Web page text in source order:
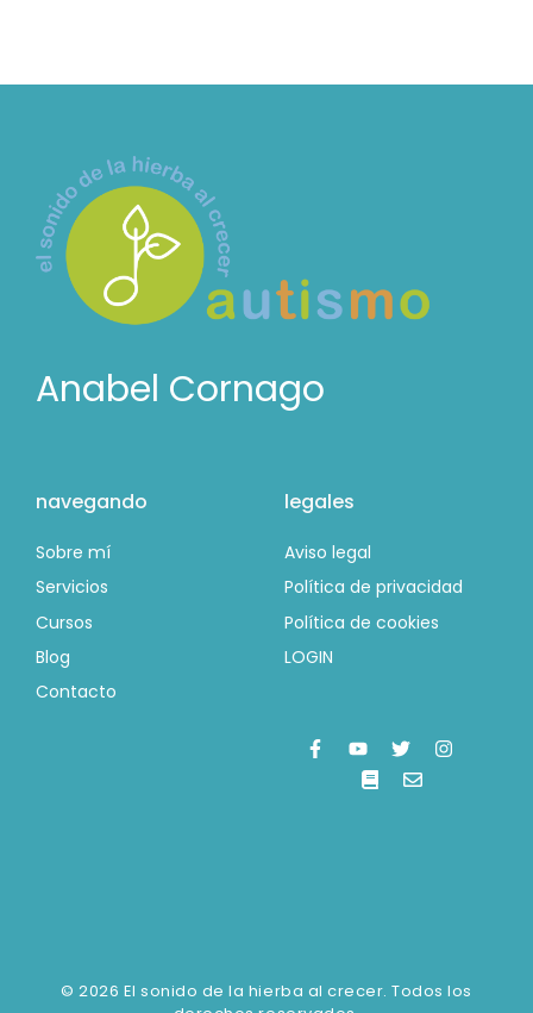
Anabel Cornago
navegando
Sobre mí
Servicios
Cursos
Blog
Contacto
legales
Aviso legal
Política de privacidad
Política de cookies
LOGIN
© 2026 El sonido de la hierba al crecer. Todos los